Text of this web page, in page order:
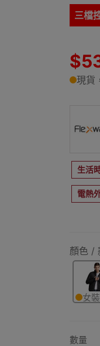
三檔
現貨
生活
電熱
顏色 /
女
數量